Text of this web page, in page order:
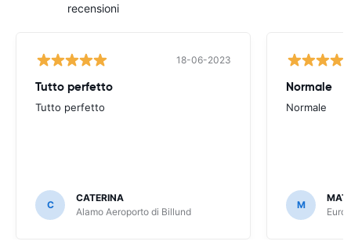
recensioni
18-06-2023
Tutto perfetto
Tutto perfetto
C
CATERINA
Alamo Aeroporto di Billund
Normale
Normale
M